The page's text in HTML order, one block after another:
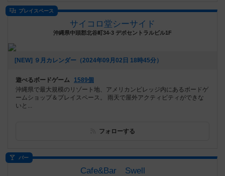
プレイスペース
サイコロ堂シーサイド
沖縄県中頭郡北谷町34-3 デポセントラルビル1F
[NEW] ９月カレンダー（2024年09月02日 18時45分）
遊べるボードゲーム
1589個
沖縄県で最大規模のリゾート地、アメリカンビレッジ内にあるボードゲ
ームショップ＆プレイスペース。 雨天で屋外アクティビティができな
いと...
フォローする
バー
Cafe&Bar Swell